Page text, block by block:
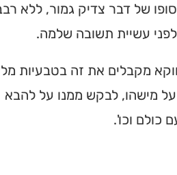
של דבר צדיק גמור, ללא
עשיית תשובה שלמה.
מקבלים את זה בטבעיות
מישהו, לבקש ממנו על להבא
כולם וכו'.